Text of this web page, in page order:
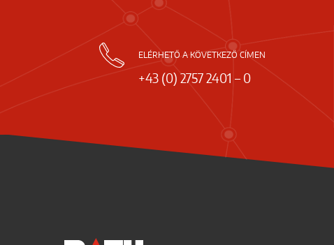
ELÉRHETŐ A KÖVETKEZŐ CÍMEN
+43 (0) 2757 2401 – 0